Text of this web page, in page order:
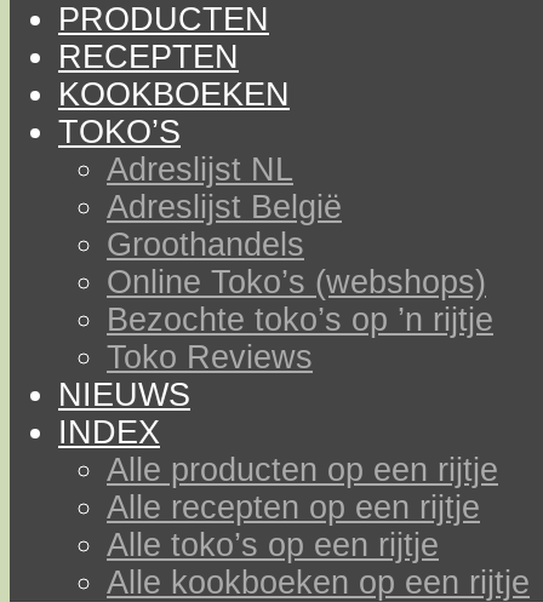
PRODUCTEN
RECEPTEN
KOOKBOEKEN
TOKO’S
Adreslijst NL
Adreslijst België
Groothandels
Online Toko’s (webshops)
Bezochte toko’s op ’n rijtje
Toko Reviews
NIEUWS
INDEX
Alle producten op een rijtje
Alle recepten op een rijtje
Alle toko’s op een rijtje
Alle kookboeken op een rijtje